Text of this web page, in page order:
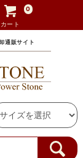
カート
0
通販サイト